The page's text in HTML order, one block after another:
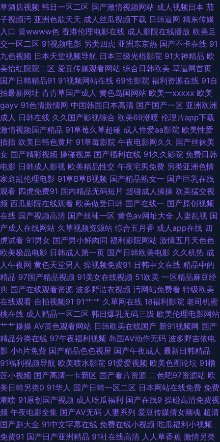
人中文字幕一区 国产日本韩国精品 黑丝AV网 久久狼友社 欧美激情18 青娱乐
91国产 瑟瑟瑟瑟无码97 五月天极品盛宴 亚洲成人电影院 91后入黑丝 97涩
综合 波多野氏榴莲视频 成人無碼視頻 海角国产精品 九一福利社区 老湿机成
人av 欧美天天肏屄 日韩成人有码 五月丁香成人社区 亚洲元码 91国产尤物
91熟女中文免费 99精品电影网 超碰照片97导航 韩日无码A 久久草莓在线观
看 蜜桃视频免费观看 日韩H网站 韩国AV色站 日韩亚欧特 午夜激情导航 伊人
9热精品 91网页直接看 超碰先锋影音 国产成人久草 狠狠鲁无码网站 老司机
午夜影院 欧美性爱AA 日韩AV成人网 婷婷亚洲色 伊人精品伊 91在线观看原
创 变态另类网 国产成人综合久久 黑丝诱惑av 青青草青娱乐伊人 天天操B日
韩无码 在线A片导航 91视频国产精品 超碰啪啪97 国产精品淫秽视频 九一香
蕉网 欧美人操 日韩国国产成人 午夜深夜av福利 综合久欧洲 91社区导航
www性福导航 大香蕉精品伊人 精品aa在线直播 欧美大白重口味 日韩激情
三级片 午夜老司机电影网 91久久草 A片视屏 成人在线超碰 国产日韩内射 九
一视频道免费 日本三极黄色影院 午夜影院黄 91观看国产白丝 av18导航站 豆
花在线 黄色网战 老司机福院视频 欧美性生活儿网站 日韩無碼破解 亚洲天堂
视频网 97艹艹 超碰最新导航 国内久精品 老熟女做爱一区 欧亚肏屄视频 三
级视屏在线观看 韩国三级香蕉网战 午夜香蕉视频 AV宅配站 国产不卡无马 久
久福利一区二区 日韩精品www 亚州综合色网 91干逼不卡 aa爽片成人 都市
草酒店视频 韩日一区二区 国产激情视频网站 成人视频日本 茄
子视频污 亚洲色欲天天 成人丝瓜视频下载 日韩逼网 精东传媒
入口 黄wwww色 香港伦理电影在线 成人影院在线播放 欧美足
交一区二区 91视频电影 另类四虎 亚洲东京热 国产不卡在线 91
九色视频 日本天堂视频导航 日本三级光棍影院 91大神精品 欧
美怡红院院二区 爱豆传媒观看网站 综合日韩欧美 草逼网首页
国产日韩精品91 91视频网站在线 69性影院 福利资源在线 91自
拍最新网址 青青草国产成人 黄色岛国网站 欧美一xxxxx 欧美
gayv 91色情激情网 中国韩国日本高清 国产国产一区 亚洲欧洲
成人 日韩在线 久久国产影视综合 欧美69潮喷 伦理片app下载
激情视频国产精品 91草莓久草超碰 成人性爱aa影院 欧美性爱
插插 欧美日韩色黄片 91草莓影院 午夜电影网久久 国产丝袜美
女 国产精彩视频 操碰视屏 国产福利在线 91久久影院 免费日韩
电影 日韩成人影视 欧美精品性交 午夜宅男免费 另类亚洲色情
家庭乱伦理电影 91草B草B视频 国产精品熟女一 国产巨乳在线
观看 四虎免费91 国内精品无码短片 超碰成人操操 欧美猛交视
频 西瓜影院在线观看 欧美做受日韩 国产在线一 国产原创视频
在线 国产视频高清 国产丝袜一区 黄色av网址大全 人妻乱视 国
产成人在线网站 久草视频资源站 综合五月香 成人app在线 四
虎试看 91男女 国产男小鲜肉同 福利影院网站 激情五月天色色
欧美极品电影 日韩成人第一页 国产日韩欧美电影 久久机热 成
人午夜网 黄色天堂男人 操视频免费91 日韩中文在线 精品中的
精品 97国产精品视频 91美女在线视频 51欧美 一区精品麻豆经
典 国产在线观看资源 波多野洁衣视频 污网站免费看 特级欧美
在线观看 自拍视频91 91艹艹 久草网在线 18福利影院 老司机蜜
桃在线 成人精品一区二区 韩日爆乳无码三级 欧美伦理电影网站
艹艹操操 AV黄色观看网站 日韩欧美在线国产 新91视频网 国产
精品分类在线 97午夜福利视频 岛国AV动作无码 波多野吉依电
影 小h片免费 国产精品色色视屏 国产午夜成人 最新日韩精品
91福利视频导航 欧美喷水影院 91爱爱视频 欧美色图论坛 91榴
莲小视频 国产高清一卡新区 国产看片资源 二色吧97资源站 欧
美日韩另类0 91华人 国产日韩一区二区 日本网站在线免费 免费
潮喷 91原创国产视频 成人吃瓜福利 国产在线9 操碰高清免费视
频 午夜电影全集 国产AV无码 人妻系列 爱豆传媒倩女幽魂 超清
国产剧大全 91中文字幕在线 免费在线小视频 吃瓜福利小视频
免费91 国产日产亚洲精品 91社在线高清 人人草香蕉 激情另类